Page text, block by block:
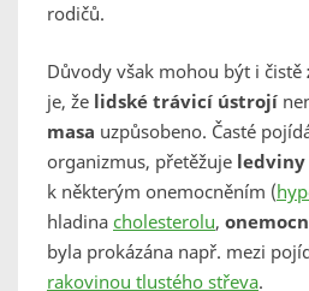
rodičů.
Důvody však mohou být i čistě
je, že lidské trávicí ústrojí
masa uzpůsobeno. Časté
organizmus, přetěžuje ledviny
k některým onemocněním (
hladina cholesterolu,
byla prokázána např. mezi
rakovinou tlustého střeva.